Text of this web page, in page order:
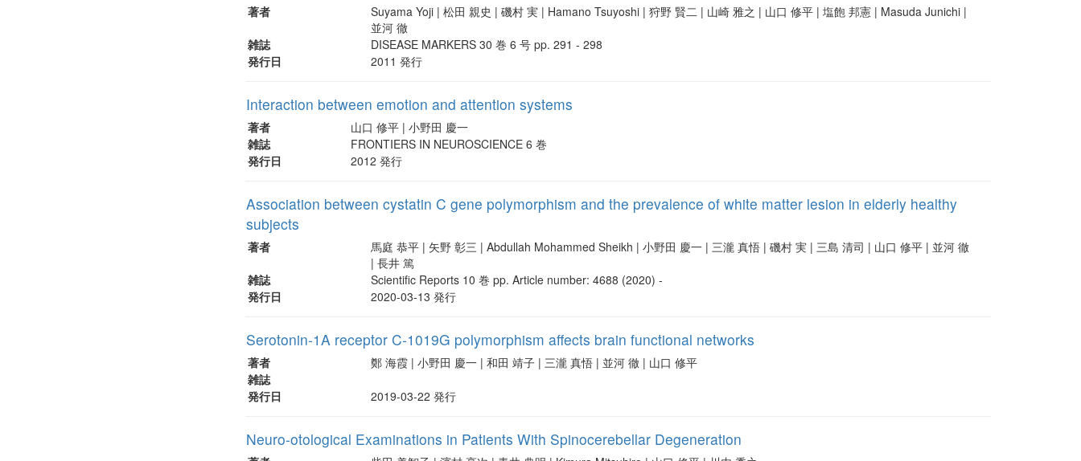
著者
Suyama Yoji | 松田 親史 | 磯村 実 | Hamano Tsuyoshi | 狩野 賢二 | 山崎 雅之 | 山口 修平 | 塩飽 邦憲 | Masuda Junichi |
並河 徹
雑誌
DISEASE MARKERS 30 巻 6 号 pp. 291 - 298
発行日
2011 発行
Interaction between emotion and attention systems
著者
山口 修平 | 小野田 慶一
雑誌
FRONTIERS IN NEUROSCIENCE 6 巻
発行日
2012 発行
Association between cystatin C gene polymorphism and the prevalence of white matter lesion in elderly healthy
subjects
著者
馬庭 恭平 | 矢野 彰三 | Abdullah Mohammed Sheikh | 小野田 慶一 | 三瀧 真悟 | 磯村 実 | 三島 清司 | 山口 修平 | 並河 徹
| 長井 篤
雑誌
Scientific Reports 10 巻 pp. Article number: 4688 (2020) -
発行日
2020-03-13 発行
Serotonin-1A receptor C-1019G polymorphism affects brain functional networks
著者
鄭 海霞 | 小野田 慶一 | 和田 靖子 | 三瀧 真悟 | 並河 徹 | 山口 修平
雑誌
発行日
2019-03-22 発行
Neuro-otological Examinations in Patients With Spinocerebellar Degeneration